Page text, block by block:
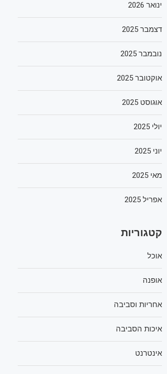
ינואר 2026
דצמבר 2025
נובמבר 2025
אוקטובר 2025
אוגוסט 2025
יולי 2025
יוני 2025
מאי 2025
אפריל 2025
קטגוריות
אוכל
אופנה
אחריות וסביבה
איכות הסביבה
אינטרנט